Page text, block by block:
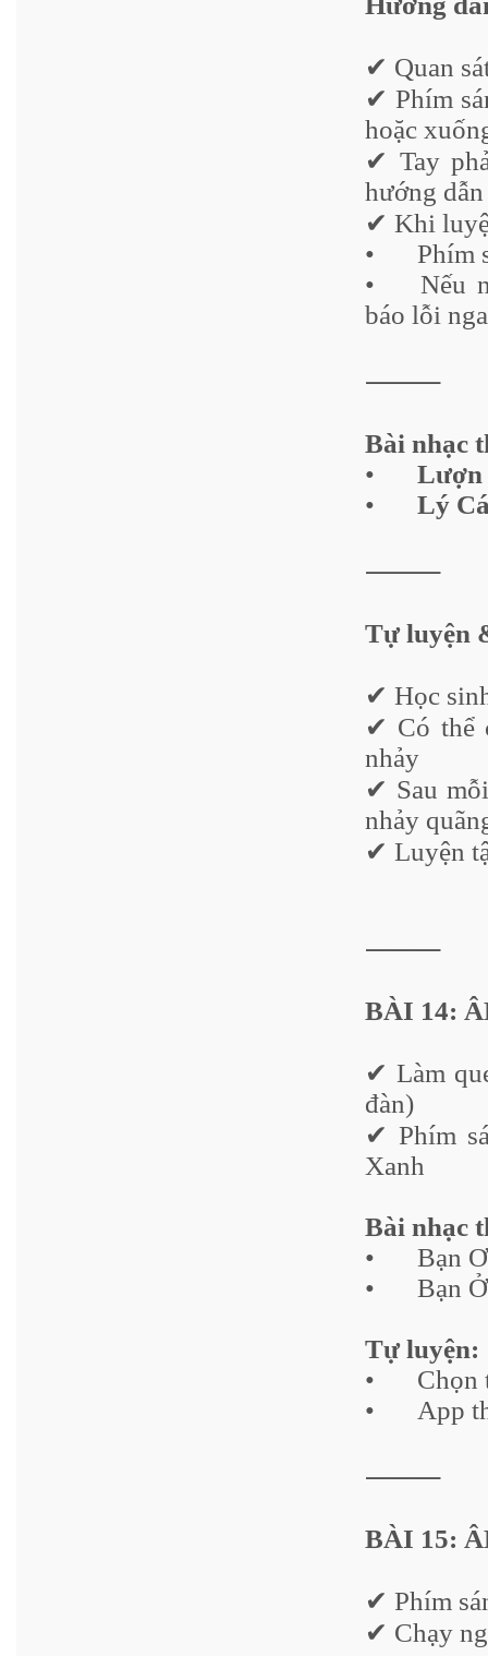
✔ Quan
✔ Phím
hoặc
✔ Tay
hướng dẫn
✔ Khi
•
Phím
•
Nếu
báo lỗi
⸻
Bài nhạc
•
Lượn
•
Lý
⸻
Tự luyện
✔ Học
✔ Có thể
nhảy
✔ Sau
nhảy
✔ Luyện
⸻
BÀI 14:
✔ Làm
đàn)
✔ Phím
Xanh
Bài nhạc
•
Bạn
•
Bạn
Tự luyện:
•
Chọn
•
App
⸻
BÀI 15:
✔ Phím
✔ Chạy